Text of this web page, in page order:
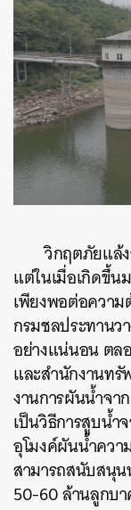
วิกฤตภัยแล้
แต่ในเมื่อเกิดขึ้น
เพียงพอต่อควา
กรมชลประทานว
อย่างแน่นอน ตล
และสำนักงานท
งานการผันน้ำจา
เป็นวิธีการสูบน้
อุโมงค์ผันน้ำควา
สามารถสนับสนุ
50-60 ล้านลูกบ